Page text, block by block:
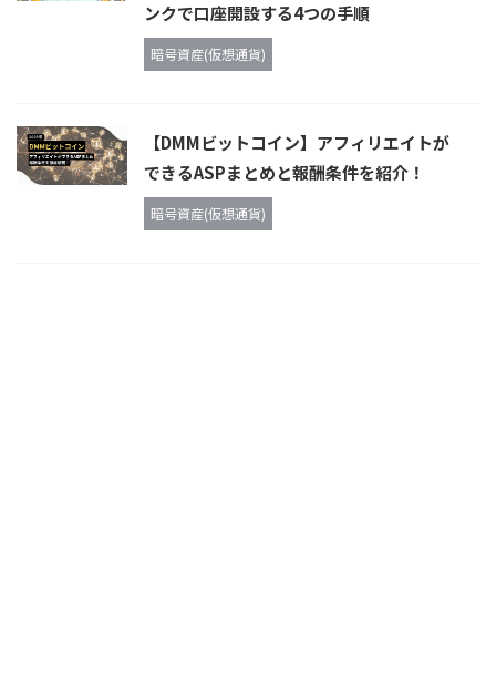
ンクで口座開設する4つの手順
暗号資産(仮想通貨)
【DMMビットコイン】アフィリエイトが
できるASPまとめと報酬条件を紹介！
暗号資産(仮想通貨)